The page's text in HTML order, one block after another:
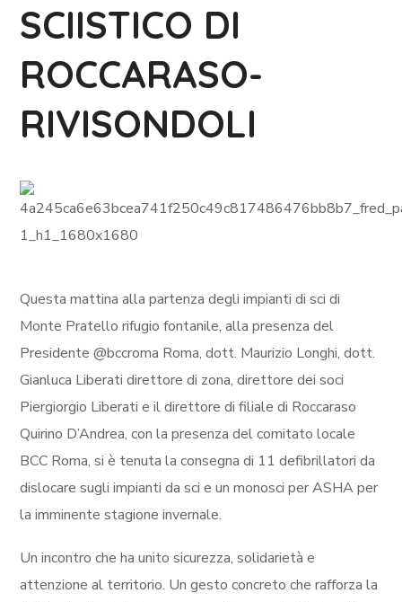
SCIISTICO DI
ROCCARASO-
RIVISONDOLI
Questa mattina alla partenza degli impianti di sci di
Monte Pratello rifugio fontanile, alla presenza del
Presidente @bccroma Roma, dott. Maurizio Longhi, dott.
Gianluca Liberati direttore di zona, direttore dei soci
Piergiorgio Liberati e il direttore di filiale di Roccaraso
Quirino D’Andrea, con la presenza del comitato locale
BCC Roma, si è tenuta la consegna di 11 defibrillatori da
dislocare sugli impianti da sci e un monosci per ASHA per
la imminente stagione invernale.
Un incontro che ha unito sicurezza, solidarietà e
attenzione al territorio. Un gesto concreto che rafforza la